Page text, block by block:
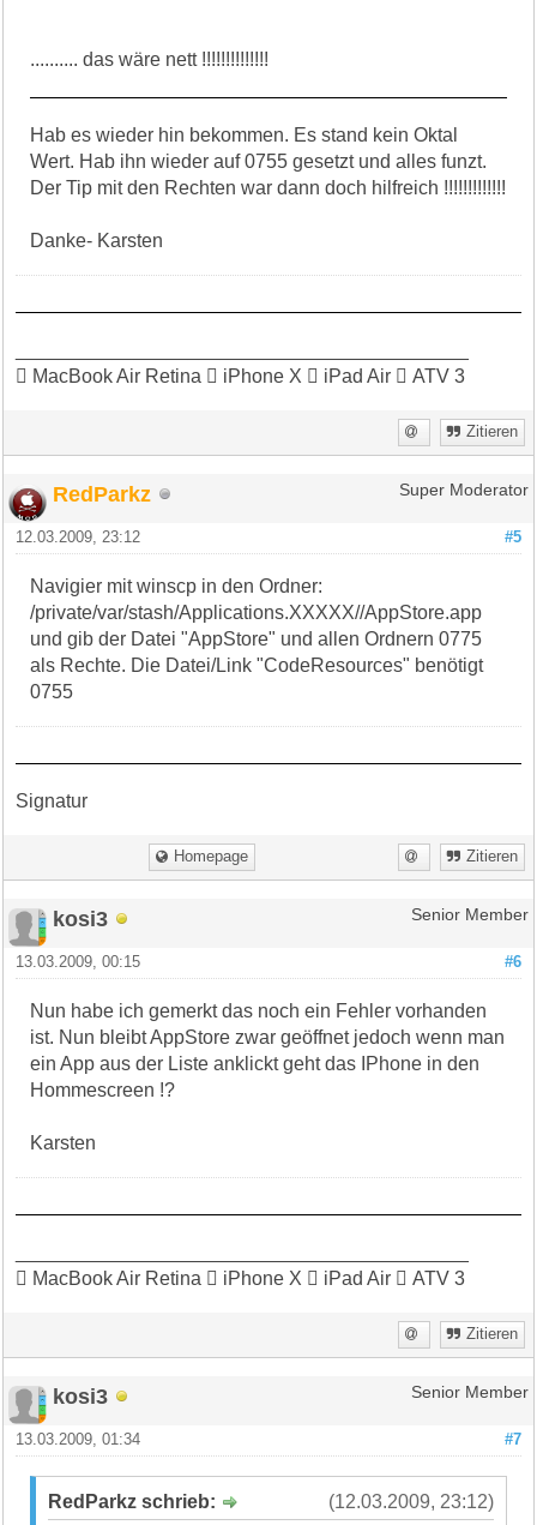
.......... das wäre nett !!!!!!!!!!!!!!
Hab es wieder hin bekommen. Es stand kein Oktal
Wert. Hab ihn wieder auf 0755 gesetzt und alles funzt.
Der Tip mit den Rechten war dann doch hilfreich !!!!!!!!!!!!!
Danke- Karsten
 MacBook Air Retina  iPhone X  iPad Air  ATV 3
Zitieren
RedParkz Super Moderator
#5
12.03.2009, 23:12
Navigier mit winscp in den Ordner:
/private/var/stash/Applications.XXXXX//AppStore.app
und gib der Datei "AppStore" und allen Ordnern 0775
als Rechte. Die Datei/Link "CodeResources" benötigt
0755
Signatur
Homepage Zitieren
kosi3 Senior Member
#6
13.03.2009, 00:15
Nun habe ich gemerkt das noch ein Fehler vorhanden
ist. Nun bleibt AppStore zwar geöffnet jedoch wenn man
ein App aus der Liste anklickt geht das IPhone in den
Hommescreen !?
Karsten
 MacBook Air Retina  iPhone X  iPad Air  ATV 3
Zitieren
kosi3 Senior Member
#7
13.03.2009, 01:34
(12.03.2009, 23:12)
RedParkz schrieb: